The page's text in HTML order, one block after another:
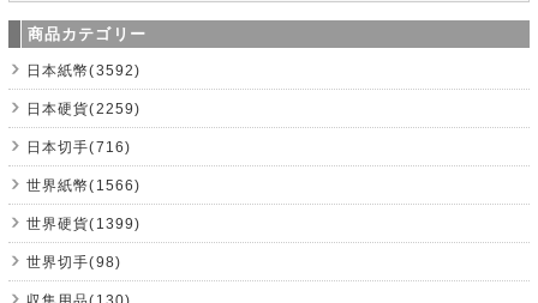
商品カテゴリー
日本紙幣(3592)
日本硬貨(2259)
日本切手(716)
世界紙幣(1566)
世界硬貨(1399)
世界切手(98)